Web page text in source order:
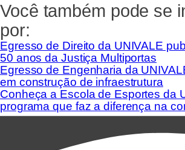
Você também pode se
por:
Egresso de Direito da UNIVALE
50 anos da Justiça Multiportas
Egresso de Engenharia da
em construção de infraestrutura
Conheça a Escola de Esportes da
programa que faz a diferença na